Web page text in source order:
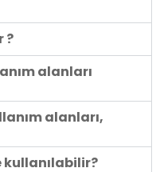
?
alanları
alanları,
kullanılabilir?